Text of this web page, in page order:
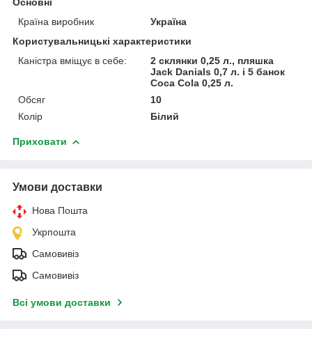
Країна виробник
Україна
Користувальницькі характеристики
Каністра вміщує в себе:
2 склянки 0,25 л., пляшка
Jack Danials 0,7 л. і 5 банок
Coca Cola 0,25 л.
Обсяг
10
Колір
Білий
Приховати
Умови доставки
Нова Пошта
Укрпошта
Самовивіз
Самовивіз
Всі умови доставки